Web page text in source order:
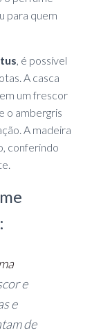
para quem
, é possível
A casca
um frescor
o ambergris
A madeira
conferindo
e
e
de